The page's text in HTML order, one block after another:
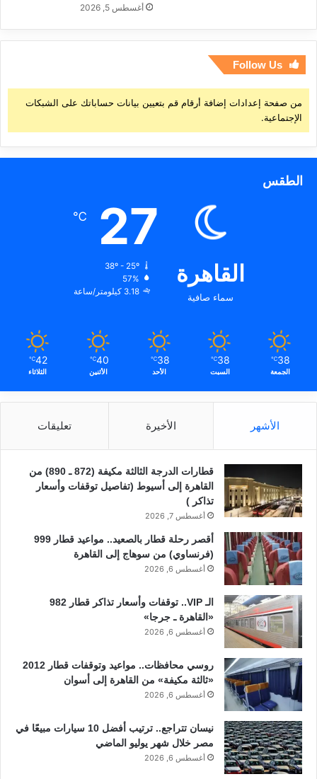
أغسطس 5, 2026
Follow Us
من صفحة إعدادات إضافة أرقام قم بتعيين بيانات حساباتك على الشبكات
الإجتماعية.
الطقس
القاهرة
سماء صافية
27
℃
38º - 25º
57%
3.18 كيلومتر/ساعة
38
℃
الجمعة
38
℃
السبت
38
℃
الأحد
40
℃
الأثنين
42
℃
الثلاثاء
الأشهر الأخيرة تعليقات
قطارات الدرجة الثالثة مكيفة (872 ـ 890) من
القاهرة إلى أسيوط (تفاصيل توقفات وأسعار
تذاكر )
أغسطس 7, 2026
أقصر رحلة قطار بالصعيد.. مواعيد قطار 999
(فرنساوي) من سوهاج إلى القاهرة
أغسطس 6, 2026
الـ VIP.. توقفات وأسعار تذاكر قطار 982
«القاهرة ـ جرجا»
أغسطس 6, 2026
روسي محافظات.. مواعيد وتوقفات قطار 2012
«ثالثة مكيفة» من القاهرة إلى أسوان
أغسطس 6, 2026
نيسان تتراجع.. ترتيب أفضل 10 سيارات مبيعًا في
مصر خلال شهر يوليو الماضي
أغسطس 6, 2026